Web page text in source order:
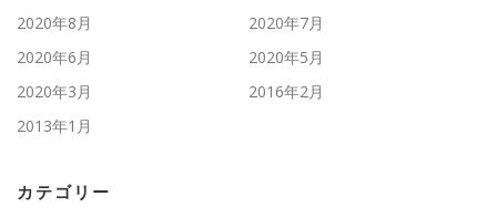
2020年8月
2020年7月
2020年6月
2020年5月
2020年3月
2016年2月
2013年1月
カテゴリー